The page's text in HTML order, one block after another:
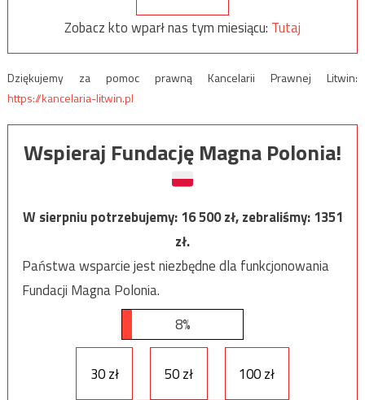
Zobacz kto wparł nas tym miesiącu: Tutaj
Dziękujemy za pomoc prawną Kancelarii Prawnej Litwin:
https://kancelaria-litwin.pl
Wspieraj Fundację Magna Polonia!
W sierpniu potrzebujemy:16 500zł, zebraliśmy:1351
zł.
Państwa wsparcie jest niezbędne dla funkcjonowania
Fundacji Magna Polonia.
8%
30 zł 50 zł 100 zł